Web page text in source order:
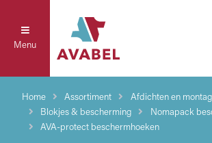
Menu
Home Assortiment
Afdichten en
Blokjes & bescherming
Nomapack
AVA-protect beschermhoeken